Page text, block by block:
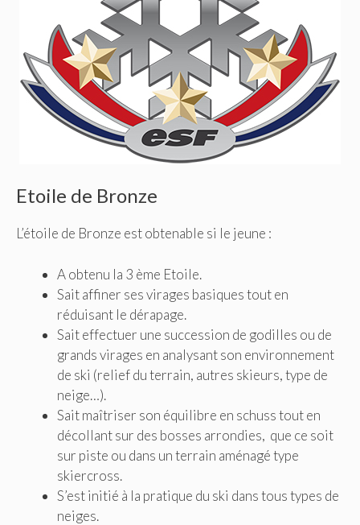
Etoile de Bronze
L’étoile de Bronze est obtenable si le jeune :
A obtenu la 3 ème Etoile.
Sait affiner ses virages basiques tout en
réduisant le dérapage.
Sait effectuer une succession de godilles ou de
grands virages en analysant son environnement
de ski (relief du terrain, autres skieurs, type de
neige…).
Sait maîtriser son équilibre en schuss tout en
décollant sur des bosses arrondies, que ce soit
sur piste ou dans un terrain aménagé type
skiercross.
S’est initié à la pratique du ski dans tous types de
neiges.